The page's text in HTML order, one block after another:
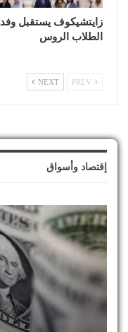
زايتشيكوف يستقبل وفد
الطلاب الروس
NEXT
إقتصاد وأسواق